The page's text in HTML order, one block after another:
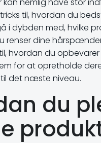
til, hvordan du
i dybden med, hvilke
renser dine
hvordan du
for at opretholde
det næste niveau.
du